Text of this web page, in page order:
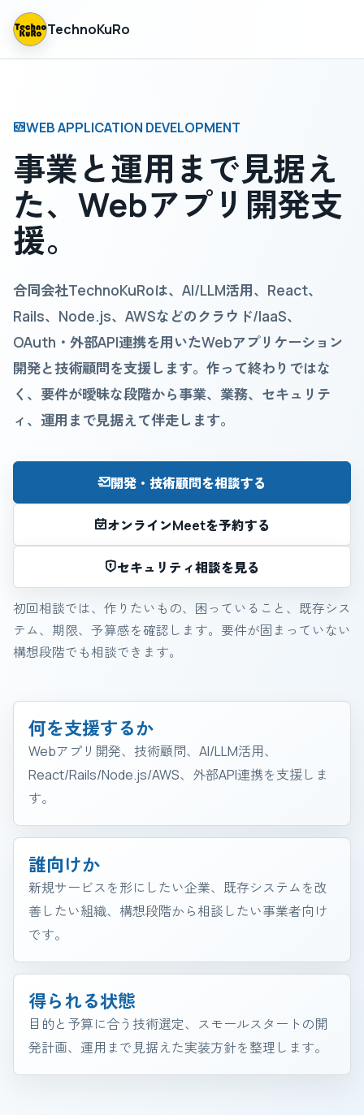
TechnoKuRo
WEB APPLICATION DEVELOPMENT
事業と運用まで見据え
た、Webアプリ開発支
援。
合同会社TechnoKuRoは、AI/LLM活用、React、
Rails、Node.js、AWSなどのクラウド/IaaS、
OAuth・外部API連携を用いたWebアプリケーション
開発と技術顧問を支援します。作って終わりではな
く、要件が曖昧な段階から事業、業務、セキュリテ
ィ、運用まで見据えて伴走します。
開発・技術顧問を相談する
オンラインMeetを予約する
セキュリティ相談を見る
初回相談では、作りたいもの、困っていること、既存シス
テム、期限、予算感を確認します。要件が固まっていない
構想段階でも相談できます。
何を支援するか
Webアプリ開発、技術顧問、AI/LLM活用、
React/Rails/Node.js/AWS、外部API連携を支援しま
す。
誰向けか
新規サービスを形にしたい企業、既存システムを改
善したい組織、構想段階から相談したい事業者向け
です。
得られる状態
目的と予算に合う技術選定、スモールスタートの開
発計画、運用まで見据えた実装方針を整理します。